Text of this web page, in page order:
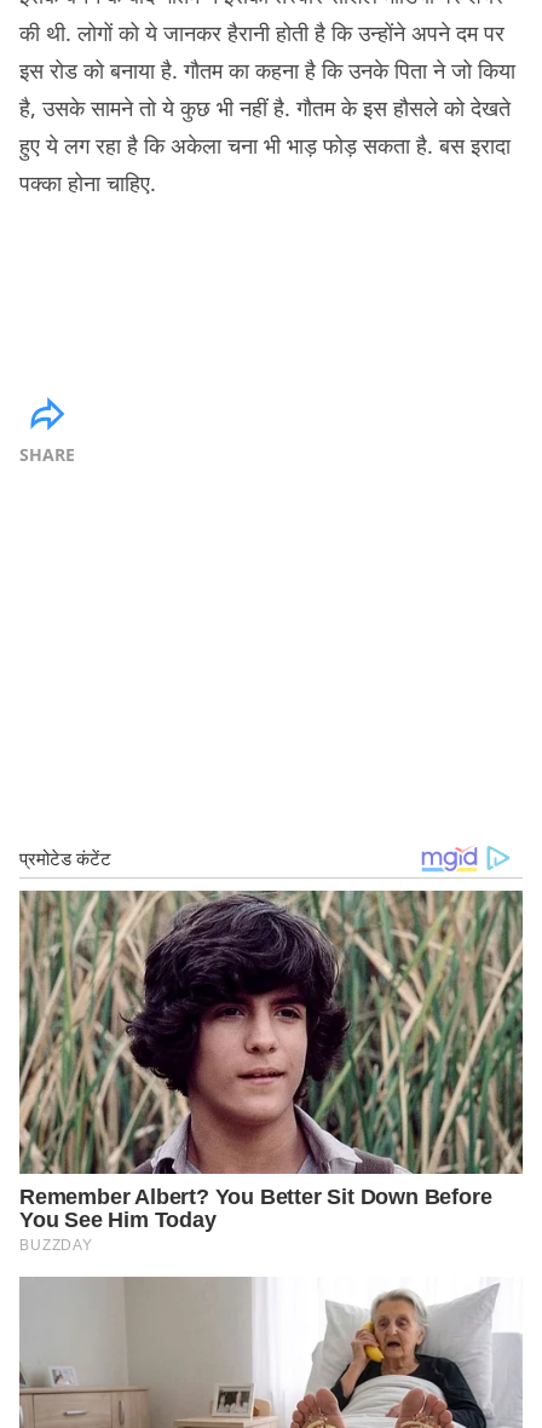
की थी. लोगों को ये जानकर हैरानी होती है कि उन्होंने अपने दम पर
इस रोड को बनाया है. गौतम का कहना है कि उनके पिता ने जो किया
है, उसके सामने तो ये कुछ भी नहीं है. गौतम के इस हौसले को देखते
हुए ये लग रहा है कि अकेला चना भी भाड़ फोड़ सकता है. बस इरादा
पक्का होना चाहिए.
SHARE